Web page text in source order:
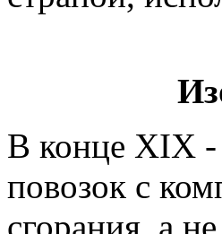
В конце XIX -
повозок с
сгорания, а